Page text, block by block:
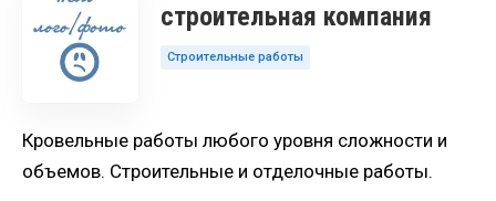
строительная компания
Строительные работы
Кровельные работы любого уровня сложности и
объемов. Строительные и отделочные работы.